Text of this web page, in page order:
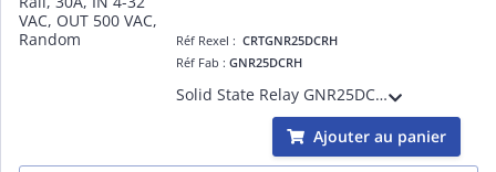
Réf Rexel :CRTGNR25DCRH
Réf Fab :GNR25DCRH
Solid State Relay GNR25DCRH, GNR Series, Single Phase, DIN Rail, 30A, Input Voltage 4-32 VAC, Output Voltage 500 VAC, Random, Input Protection, Output Protection VDR/RC, IP20
Ajouter au panier